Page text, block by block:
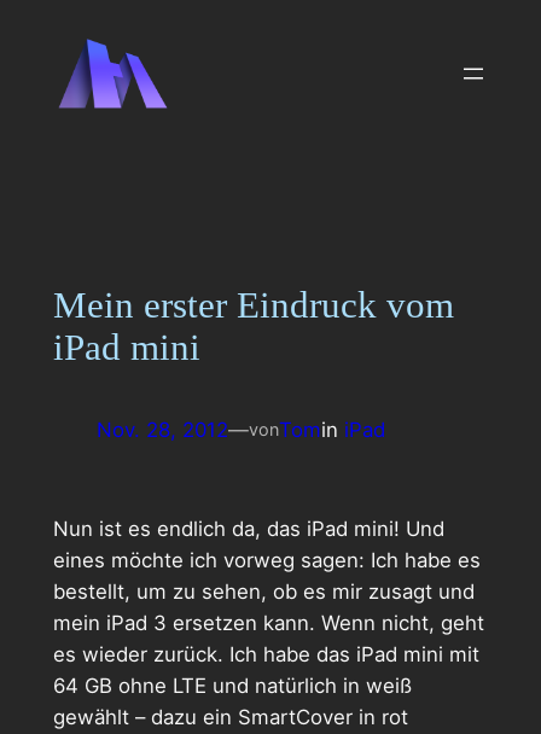
springen
Mein erster Eindruck vom
iPad mini
Nov. 28, 2012—vonTomin iPad
Nun ist es endlich da, das iPad mini! Und
eines möchte ich vorweg sagen: Ich habe es
bestellt, um zu sehen, ob es mir zusagt und
mein iPad 3 ersetzen kann. Wenn nicht, geht
es wieder zurück. Ich habe das iPad mini mit
64 GB ohne LTE und natürlich in weiß
gewählt – dazu ein SmartCover in rot